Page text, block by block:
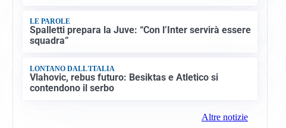
LE PAROLE
Spalletti prepara la Juve: “Con l’Inter servirà essere
squadra”
LONTANO DALL'ITALIA
Vlahovic, rebus futuro: Besiktas e Atletico si
contendono il serbo
Altre notizie